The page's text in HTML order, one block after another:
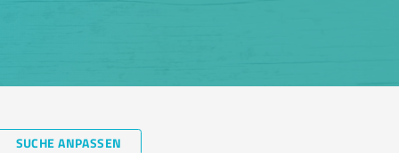
SUCHE ANPASSEN